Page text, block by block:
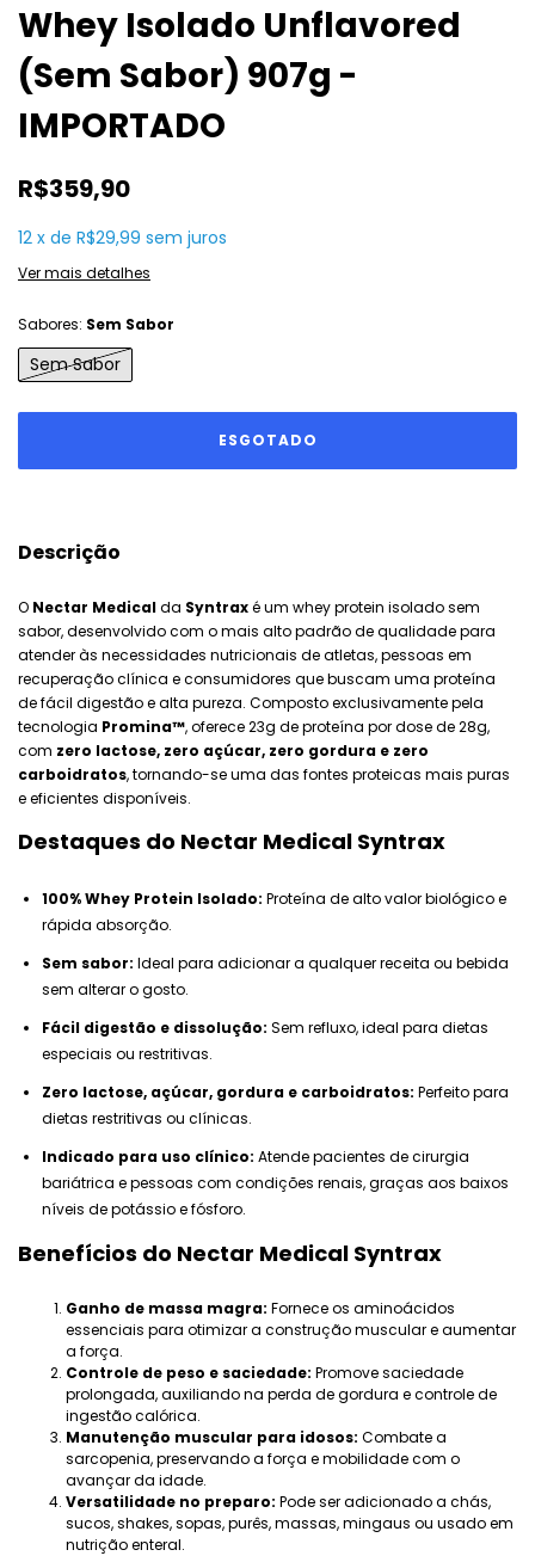
Whey Isolado Unflavored
(Sem Sabor) 907g -
IMPORTADO
R$359,90
12 x de R$29,99 sem juros
Ver mais detalhes
Sabores: Sem Sabor
Sem Sabor
Descrição
O Nectar Medicalda Syntraxé um whey protein isolado sem
sabor, desenvolvido com o mais alto padrão de qualidade para
atender às necessidades nutricionais de atletas, pessoas em
recuperação clínica e consumidores que buscam uma proteína
de fácil digestão e alta pureza. Composto exclusivamente pela
tecnologia Promina™, oferece 23g de proteína por dose de 28g,
com zero lactose, zero açúcar, zero gordura e zero
carboidratos, tornando-se uma das fontes proteicas mais puras
e eficientes disponíveis.
Destaques do Nectar Medical Syntrax
100% Whey Protein Isolado: Proteína de alto valor biológico e
rápida absorção.
Sem sabor: Ideal para adicionar a qualquer receita ou bebida
sem alterar o gosto.
Fácil digestão e dissolução: Sem refluxo, ideal para dietas
especiais ou restritivas.
Zero lactose, açúcar, gordura e carboidratos: Perfeito para
dietas restritivas ou clínicas.
Indicado para uso clínico: Atende pacientes de cirurgia
bariátrica e pessoas com condições renais, graças aos baixos
níveis de potássio e fósforo.
Benefícios do Nectar Medical Syntrax
Ganho de massa magra: Fornece os aminoácidos
essenciais para otimizar a construção muscular e aumentar
a força.
Controle de peso e saciedade: Promove saciedade
prolongada, auxiliando na perda de gordura e controle de
ingestão calórica.
Manutenção muscular para idosos: Combate a
sarcopenia, preservando a força e mobilidade com o
avançar da idade.
Versatilidade no preparo: Pode ser adicionado a chás,
sucos, shakes, sopas, purês, massas, mingaus ou usado em
nutrição enteral.